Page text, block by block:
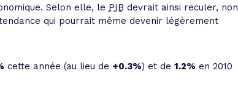
Selon elle, le PIB devrait ainsi reculer, non
qui pourrait même devenir légèrement
cette année (au lieu de +0.3%) et de 1.2% en 2010